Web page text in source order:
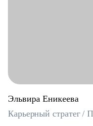
Эльвира Еникеева
Карьерный стратег /